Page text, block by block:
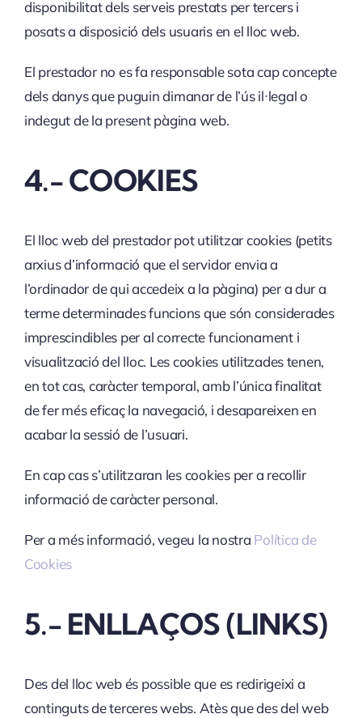
disponibilitat dels serveis prestats per tercers i
posats a disposició dels usuaris en el lloc web.
El prestador no es fa responsable sota cap concepte
dels danys que puguin dimanar de l’ús il·legal o
indegut de la present pàgina web.
4.- COOKIES
El lloc web del prestador pot utilitzar cookies (petits
arxius d’informació que el servidor envia a
l’ordinador de qui accedeix a la pàgina) per a dur a
terme determinades funcions que són considerades
imprescindibles per al correcte funcionament i
visualització del lloc. Les cookies utilitzades tenen,
en tot cas, caràcter temporal, amb l’única finalitat
de fer més eficaç la navegació, i desapareixen en
acabar la sessió de l’usuari.
En cap cas s’utilitzaran les cookies per a recollir
informació de caràcter personal.
Per a més informació, vegeu la nostra Política de
Cookies
5.- ENLLAÇOS (LINKS)
Des del lloc web és possible que es redirigeixi a
continguts de terceres webs. Atès que des del web